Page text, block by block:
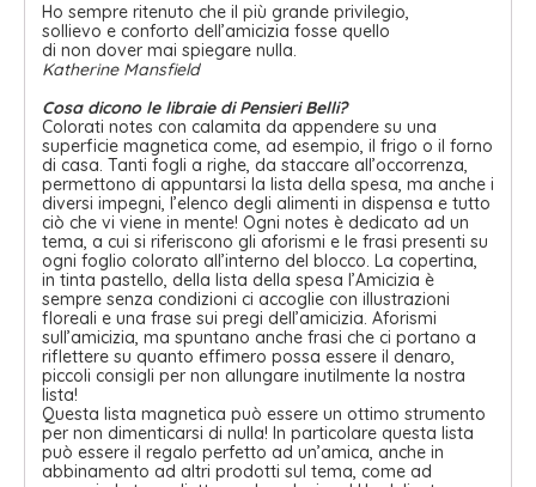
Ho sempre ritenuto che il più grande privilegio,
sollievo e conforto dell’amicizia fosse quello
di non dover mai spiegare nulla.
Katherine Mansfield
Cosa dicono le libraie di Pensieri Belli?
Colorati notes con calamita da appendere su una
superficie magnetica come, ad esempio, il frigo o il forno
di casa. Tanti fogli a righe, da staccare all’occorrenza,
permettono di appuntarsi la lista della spesa, ma anche i
diversi impegni, l’elenco degli alimenti in dispensa e tutto
ciò che vi viene in mente! Ogni notes è dedicato ad un
tema, a cui si riferiscono gli aforismi e le frasi presenti su
ogni foglio colorato all’interno del blocco. La copertina,
in tinta pastello, della lista della spesa l’Amicizia è
sempre senza condizioni ci accoglie con illustrazioni
floreali e una frase sui pregi dell’amicizia. Aforismi
sull’amicizia, ma spuntano anche frasi che ci portano a
riflettere su quanto effimero possa essere il denaro,
piccoli consigli per non allungare inutilmente la nostra
lista!
Questa lista magnetica può essere un ottimo strumento
per non dimenticarsi di nulla! In particolare questa lista
può essere il regalo perfetto ad un’amica, anche in
abbinamento ad altri prodotti sul tema, come ad